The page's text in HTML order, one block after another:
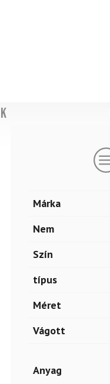
Márka
Nem
Szín
típus
Méret
Vágott
Anyag